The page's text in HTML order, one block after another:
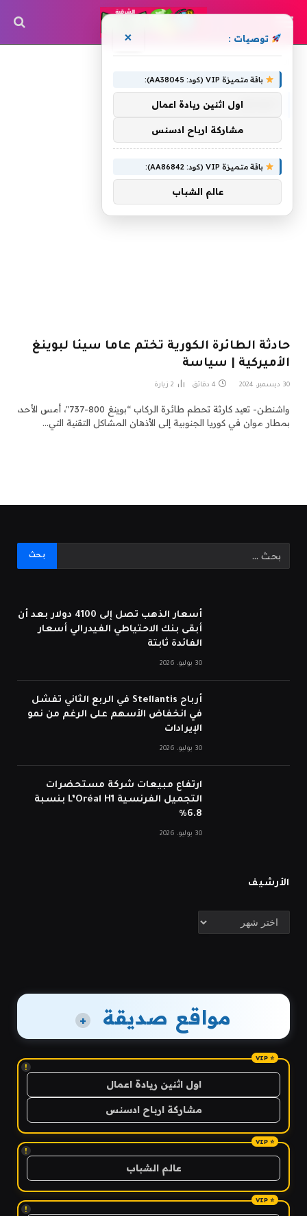
لبوينغ
حادثة الطائرة الكورية تختم عاما سيئا لبوينغ
الأميركية | سياسة
30 ديسمبر، 2024 4 دقائق 2 زيارة
واشنطن- تعيد كارثة تحطم طائرة الركاب “بوينغ 800-737″، أمس الأحد،
بمطار موان في كوريا الجنوبية إلى الأذهان المشاكل التقنية التي…
أسعار الذهب تصل إلى 4100 دولار بعد أن
أبقى بنك الاحتياطي الفيدرالي أسعار
الفائدة ثابتة
30 يوليو، 2026
أرباح Stellantis في الربع الثاني تفشل
في انخفاض الأسهم على الرغم من نمو
الإيرادات
30 يوليو، 2026
ارتفاع مبيعات شركة مستحضرات
التجميل الفرنسية L’Oréal H1 بنسبة
6.8%
30 يوليو، 2026
الأرشيف
الأرشيف
مواقع صديقة +
!
اول اثنين ريادة اعمال
مشاركة ارباح ادسنس
!
عالم الشباب
!
توصيات : ×
باقة متميزة VIP (كود: AA38045):
اول اثنين ريادة اعمال
مشاركة ارباح ادسنس
باقة متميزة VIP (كود: AA86842):
عالم الشباب